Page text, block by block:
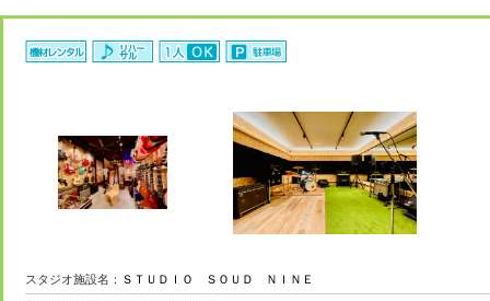
スタジオ施設名： ＳＴＵＤＩＯ ＳＯＵＤ ＮＩＮＥ